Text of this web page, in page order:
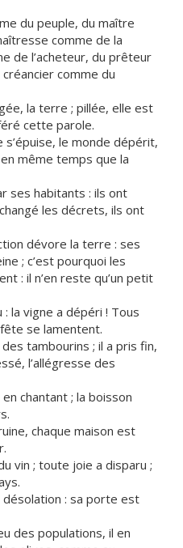
du peuple, du maître
comme de la
de l’acheteur, du prêteur
comme du
la terre ; pillée, elle est
cette parole.
le monde dépérit,
même temps que la
ses habitants : ils ont
les décrets, ils ont
dévore la terre : ses
; c’est pourquoi les
: il n’en reste qu’un petit
la vigne a dépéri ! Tous
se lamentent.
tambourins ; il a pris fin,
l’allégresse des
chantant ; la boisson
chaque maison est
vin ; toute joie a disparu ;
: sa porte est
des populations, il en